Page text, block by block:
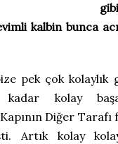
kalbin bunca
pek çok kolaylık
kolay başa
Diğer
Artık kolay